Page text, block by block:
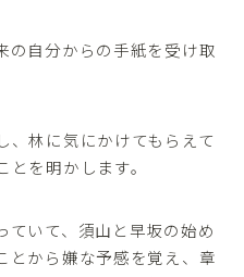
の自分からの手紙を受け取
、林に気にかけてもらえて
を明かします。
ていて、須山と早坂の始め
とから嫌な予感を覚え、章